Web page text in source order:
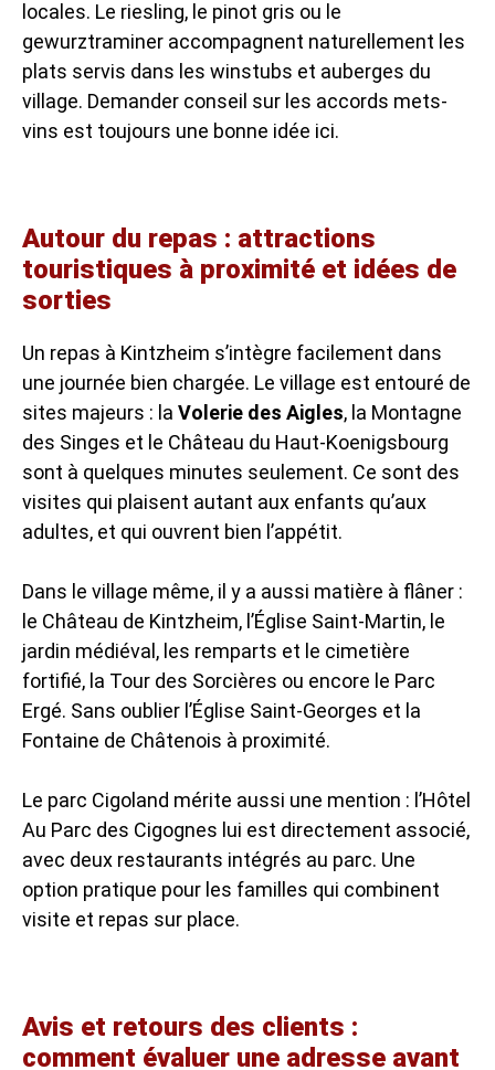
locales. Le riesling, le pinot gris ou le
gewurztraminer accompagnent naturellement les
plats servis dans les winstubs et auberges du
village. Demander conseil sur les accords mets-
vins est toujours une bonne idée ici.
Autour du repas : attractions
touristiques à proximité et idées de
sorties
Un repas à Kintzheim s’intègre facilement dans
une journée bien chargée. Le village est entouré de
sites majeurs : la Volerie des Aigles, la Montagne
des Singes et le Château du Haut-Koenigsbourg
sont à quelques minutes seulement. Ce sont des
visites qui plaisent autant aux enfants qu’aux
adultes, et qui ouvrent bien l’appétit.
Dans le village même, il y a aussi matière à flâner :
le Château de Kintzheim, l’Église Saint-Martin, le
jardin médiéval, les remparts et le cimetière
fortifié, la Tour des Sorcières ou encore le Parc
Ergé. Sans oublier l’Église Saint-Georges et la
Fontaine de Châtenois à proximité.
Le parc Cigoland mérite aussi une mention : l’Hôtel
Au Parc des Cigognes lui est directement associé,
avec deux restaurants intégrés au parc. Une
option pratique pour les familles qui combinent
visite et repas sur place.
Avis et retours des clients :
comment évaluer une adresse avant